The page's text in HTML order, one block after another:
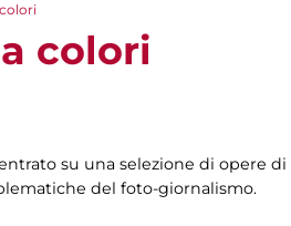
colori
su una selezione di opere
del foto-giornalismo.